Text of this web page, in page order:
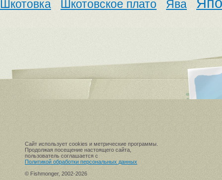
Шкотовка
Шкотовское плато Ява
Сайт использует cookies и метрические программы.
Продолжая посещение настоящего сайта,
пользователь соглашается с
Политикой обработки персональных данных
© Fishmonger, 2002-2026